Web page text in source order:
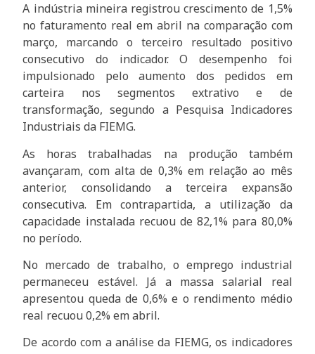
A indústria mineira registrou crescimento de 1,5%
no faturamento real em abril na comparação com
março, marcando o terceiro resultado positivo
consecutivo do indicador. O desempenho foi
impulsionado pelo aumento dos pedidos em
carteira nos segmentos extrativo e de
transformação, segundo a Pesquisa Indicadores
Industriais da FIEMG.
As horas trabalhadas na produção também
avançaram, com alta de 0,3% em relação ao mês
anterior, consolidando a terceira expansão
consecutiva. Em contrapartida, a utilização da
capacidade instalada recuou de 82,1% para 80,0%
no período.
No mercado de trabalho, o emprego industrial
permaneceu estável. Já a massa salarial real
apresentou queda de 0,6% e o rendimento médio
real recuou 0,2% em abril.
De acordo com a análise da FIEMG, os indicadores